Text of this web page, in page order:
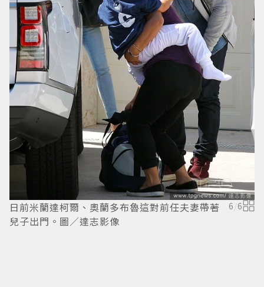
日前米蘭達柯爾、奧蘭多布魯這對前任夫妻帶著
兒子出門。圖／達志影像
6/6